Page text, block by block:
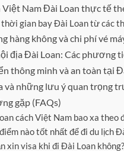
Việt Nam Đài Loan thực tế
gian bay Đài Loan từ các
hàng không và chi phí vé
địa Đài Loan: Các phương
thông minh và an toàn tại
và những lưu ý quan trọng
gặp (FAQs)
cách Việt Nam bao xa theo
nào tốt nhất để đi du lịch
xin visa khi đi Đài Loan không?